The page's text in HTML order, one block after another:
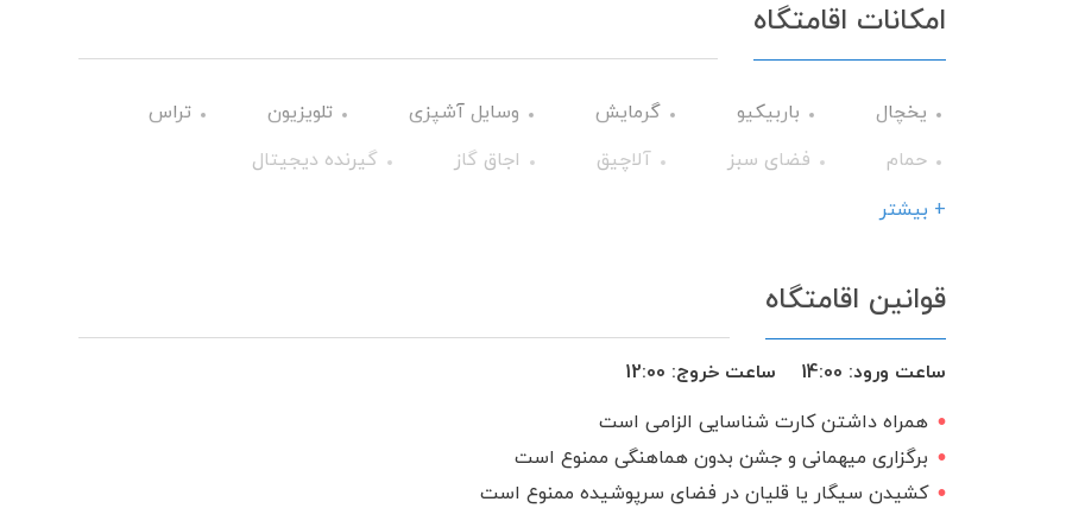
امکانات اقامتگاه
یخچال باربیکیو گرمایش وسایل آشپزی تلویزیون
تراس
حمام
فضای سبز آلاچیق اجاق گاز
گیرنده دیجیتال
سرویس ایرانی
+ بیشتر
قوانین اقامتگاه
ساعت ورود: 14:00 ساعت خروج: 12:00
همراه داشتن کارت شناسایی الزامی است
برگزاری میهمانی و جشن بدون هماهنگی ممنوع است
کشیدن سیگار یا قلیان در فضای سرپوشیده ممنوع است